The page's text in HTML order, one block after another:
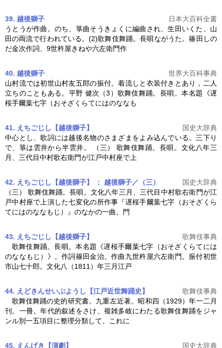
39. 越後獅子
日本大百科全書
うとうが作曲。のち、箏曲そうきょくに編曲され、生田いくた、山
田の両流で行われている。(2)歌舞伎舞踊。長唄ながうた。篠田しの
だ金次作詞、9世杵屋きねや六左衛門作
40. 越後獅子
世界大百科事典
山村流では初世山村友五郎の振付。着流しと衣装付きとあり，二人
立ちのこともある。平野 健次（3） 歌舞伎舞踊。長唄。本名題《遅
桜手爾葉七字（おそざくらてにはのななも
41. えちごじし【越後獅子】
国史大辞典
中心とし、歌詞には越後名物のさまざまをよみ込んでいる。三下り
で、箏は雲井から半雲井。 （三） 歌舞伎舞踊。長唄。文化八年三
月、三代目中村歌右衛門が江戸中村座で上
42. えちごじし【越後獅子】 ： 越後獅子／（三）
国史大辞典
（三） 歌舞伎舞踊。長唄。文化八年三月、三代目中村歌右衛門が江
戸中村座で上演した七変化の所作事『遅桜手爾葉七字（おそざくら
てにはのななもじ）』のなかの一曲。門
43. えちごじし【越後獅子】
歌舞伎事典
歌舞伎舞踊。長唄。本名題《遅桜手爾葉七字（おそざくらてには
のななもじ）》。作詞篠田金治。作曲九世杵屋六左衛門。振付初世
市山七十郎。文化八（1811）年三月江戸
44. えどきんせいぶようし【江戸近世舞踊史】
歌舞伎事典
歌舞伎舞踊の史的研究書。九重左近著。昭和四（1929）年一二月
刊。一冊。年代的叙述をさけ、複雑多岐にわたる歌舞伎舞踊をジャ
ンル別一五項目に整理分類して、これに
45. えんげき【演劇】 国史大辞典